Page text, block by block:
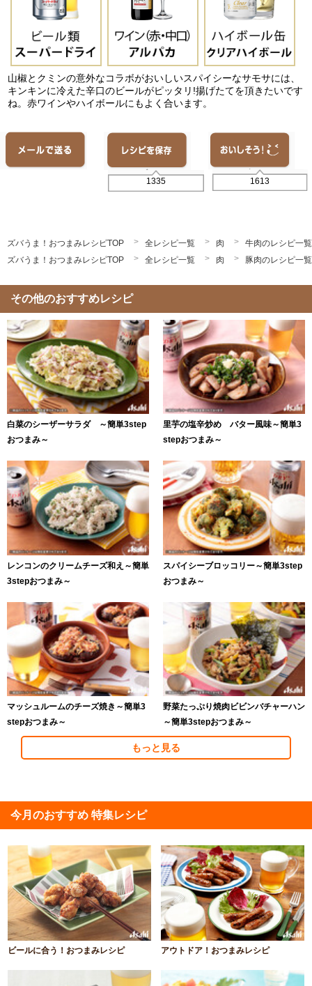
山椒とクミンの意外なコラボがおいしいスパイシーなサモサには、
キンキンに冷えた辛口のビールがピッタリ!揚げたてを頂きたいです
ね。赤ワインやハイボールにもよく合います。
1335 1613
ズバうま！おつまみレシピTOP 全レシピ一覧 肉
牛肉のレシピ一覧
ズバうま！おつまみレシピTOP
全レシピ一覧 肉 豚肉のレシピ一覧
その他のおすすめレシピ
白菜のシーザーサラダ ～簡単3step
おつまみ～
里芋の塩辛炒め バター風味～簡単3
stepおつまみ～
レンコンのクリームチーズ和え～簡単
3stepおつまみ～
スパイシーブロッコリー～簡単3step
おつまみ～
マッシュルームのチーズ焼き～簡単3
stepおつまみ～
野菜たっぷり焼肉ビビンバチャーハン
～簡単3stepおつまみ～
もっと見る
今月のおすすめ 特集レシピ
ビールに合う！おつまみレシピ アウトドア！おつまみレシピ